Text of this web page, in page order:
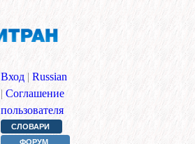
Вход | Russian
| Соглашение
пользователя
СЛОВАРИ
ФОРУМ